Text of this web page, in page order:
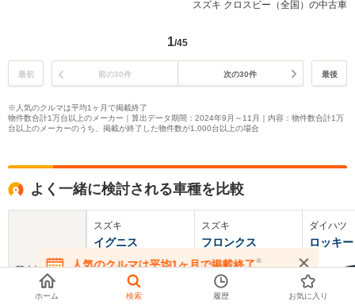
スズキ クロスビー（全国）の中古車
1/45
最初 前の30件 次の30件 最後
※人気のクルマは平均1ヶ月で掲載終了
物件数合計1万台以上のメーカー｜算出データ期間：2024年9月～11月｜内容：物件数合計1万
台以上のメーカーのうち、掲載が終了した物件数が1,000台以上の場合
よく一緒に検討される車種を比較
基本情報
スズキ
イグニス
スズキ
フロンクス
ダイハツ
ロッキー
人気のクルマは平均1ヶ月で掲載終了※
在庫が無くなる前にお問い合わせください
ホーム 検索 履歴 お気に入り